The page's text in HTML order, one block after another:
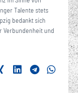
Talente stets
bedankt sich
Verbundenheit und